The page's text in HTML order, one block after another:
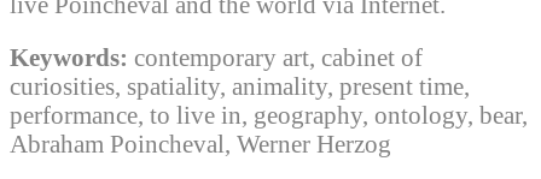
Keywords: contemporary art, cabinet of
curiosities, spatiality, animality, present time,
performance, to live in, geography, ontology, bear,
Abraham Poincheval, Werner Herzog